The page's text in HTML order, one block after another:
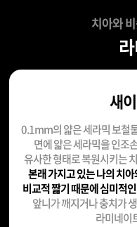
치아와
새
0.1mm의 얇은 세라믹 보철
면에 얇은 세라믹을 인조
유사한 형태로 복원시키는
본래 가지고 있는 나의 치
비교적 짧기 때문에 심미적
앞니가 깨지거나 충치가
라미네이